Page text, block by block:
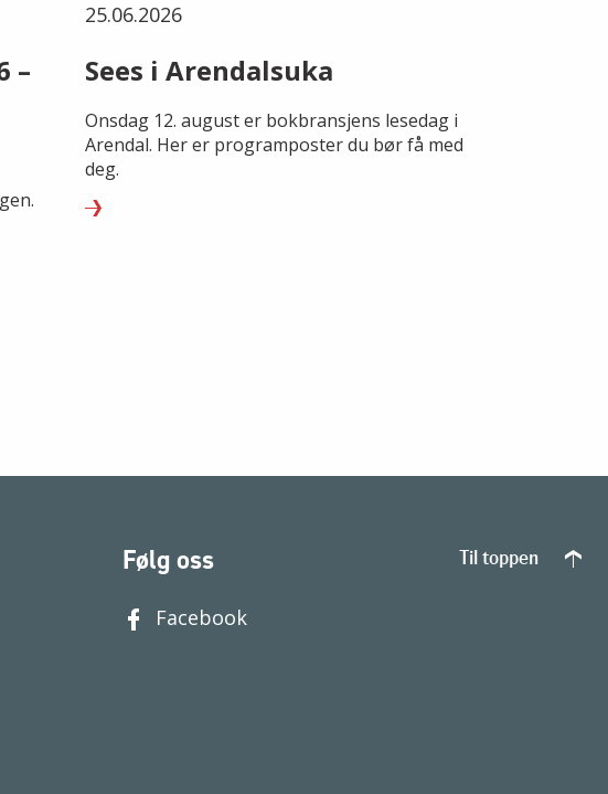
–
25.06.2026
Sees i Arendalsuka
Onsdag 12. august er bokbransjens lesedag i
Arendal. Her er programposter du bør få med
deg.
Følg oss
Facebook
Til toppen